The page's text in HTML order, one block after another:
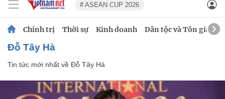
# ASEAN CUP 2026
Chính trị Thời sự Kinh doanh Dân tộc và Tôn giáo
Đỗ Tây Hà
Tin tức mới nhất về Đỗ Tây Hà